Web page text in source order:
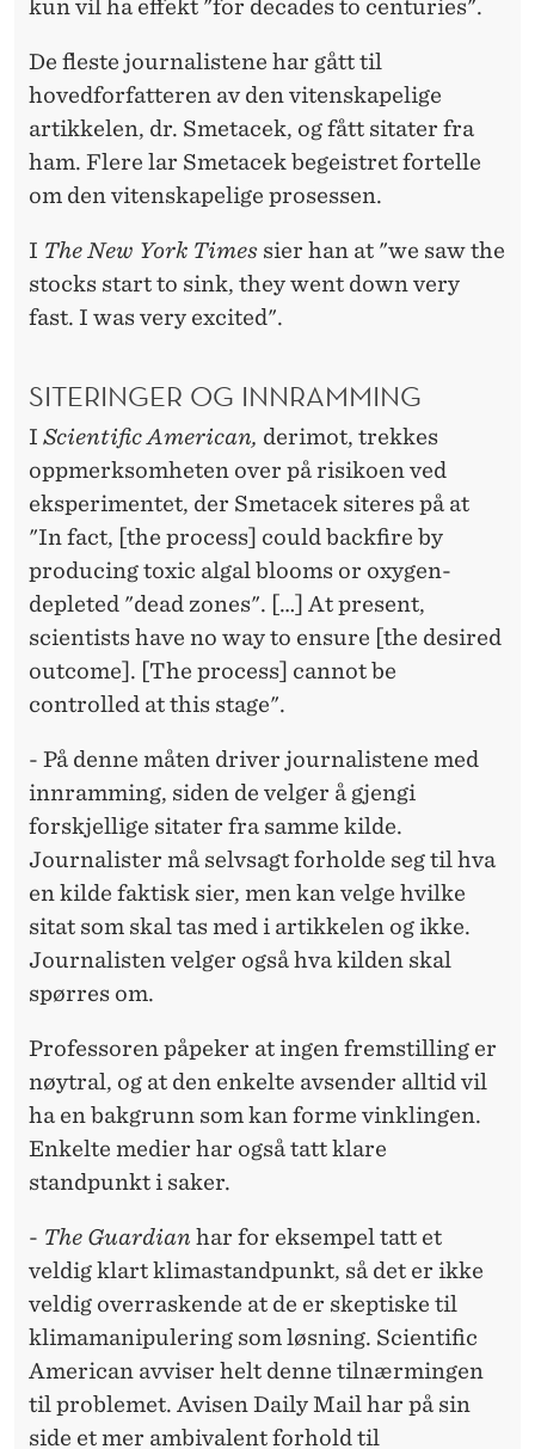
kun vil ha effekt "for decades to centuries".
De fleste journalistene har gått til
hovedforfatteren av den vitenskapelige
artikkelen, dr. Smetacek, og fått sitater fra
ham. Flere lar Smetacek begeistret fortelle
om den vitenskapelige prosessen.
I The New York Times sier han at "we saw the
stocks start to sink, they went down very
fast. I was very excited".
SITERINGER OG INNRAMMING
I Scientific American, derimot, trekkes
oppmerksomheten over på risikoen ved
eksperimentet, der Smetacek siteres på at
"In fact, [the process] could backfire by
producing toxic algal blooms or oxygen-
depleted "dead zones". […] At present,
scientists have no way to ensure [the desired
outcome]. [The process] cannot be
controlled at this stage".
- På denne måten driver journalistene med
innramming, siden de velger å gjengi
forskjellige sitater fra samme kilde.
Journalister må selvsagt forholde seg til hva
en kilde faktisk sier, men kan velge hvilke
sitat som skal tas med i artikkelen og ikke.
Journalisten velger også hva kilden skal
spørres om.
Professoren påpeker at ingen fremstilling er
nøytral, og at den enkelte avsender alltid vil
ha en bakgrunn som kan forme vinklingen.
Enkelte medier har også tatt klare
standpunkt i saker.
- The Guardian har for eksempel tatt et
veldig klart klimastandpunkt, så det er ikke
veldig overraskende at de er skeptiske til
klimamanipulering som løsning. Scientific
American avviser helt denne tilnærmingen
til problemet. Avisen Daily Mail har på sin
side et mer ambivalent forhold til